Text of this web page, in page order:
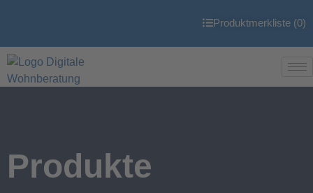
Produktmerkliste (0)
Produkte